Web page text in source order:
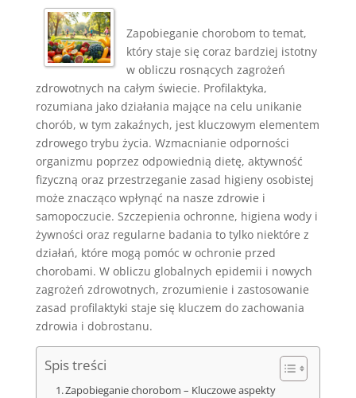
Zapobieganie chorobom to temat,
który staje się coraz bardziej istotny
w obliczu rosnących zagrożeń
zdrowotnych na całym świecie. Profilaktyka,
rozumiana jako działania mające na celu unikanie
chorób, w tym zakaźnych, jest kluczowym elementem
zdrowego trybu życia. Wzmacnianie odporności
organizmu poprzez odpowiednią dietę, aktywność
fizyczną oraz przestrzeganie zasad higieny osobistej
może znacząco wpłynąć na nasze zdrowie i
samopoczucie. Szczepienia ochronne, higiena wody i
żywności oraz regularne badania to tylko niektóre z
działań, które mogą pomóc w ochronie przed
chorobami. W obliczu globalnych epidemii i nowych
zagrożeń zdrowotnych, zrozumienie i zastosowanie
zasad profilaktyki staje się kluczem do zachowania
zdrowia i dobrostanu.
Spis treści
Zapobieganie chorobom – Kluczowe aspekty